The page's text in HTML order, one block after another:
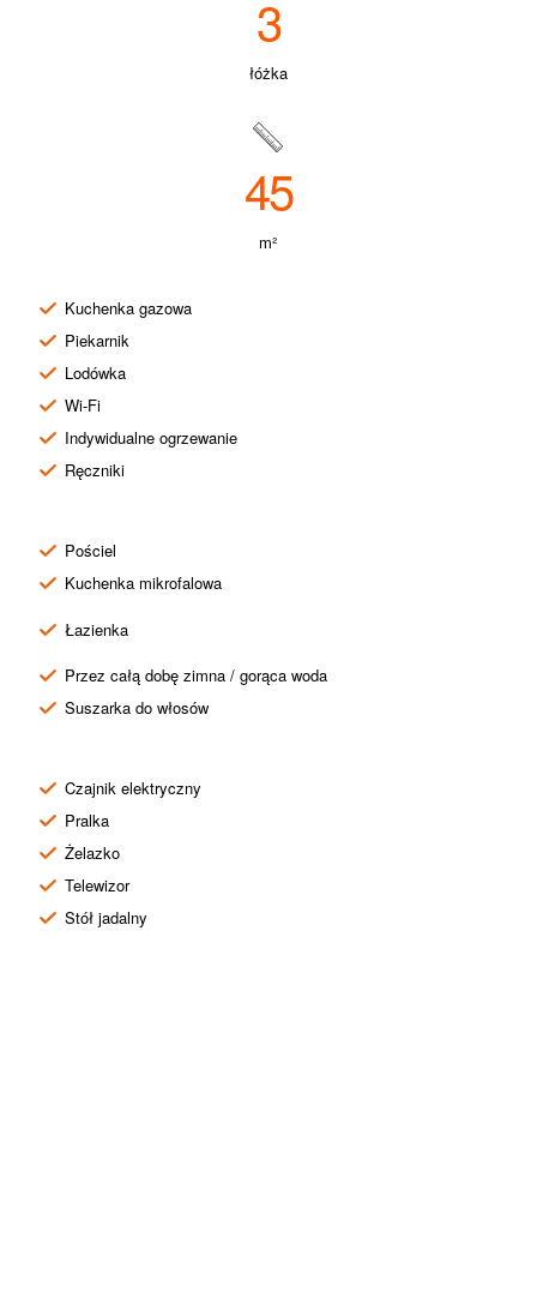
3
łóżka
45
m²
Kuchenka gazowa
Piekarnik
Lodówka
Wi-Fi
Indywidualne ogrzewanie
Ręczniki
Pościel
Kuchenka mikrofalowa
Łazienka
Przez całą dobę zimna / gorąca woda
Suszarka do włosów
Czajnik elektryczny
Pralka
Żelazko
Telewizor
Stół jadalny